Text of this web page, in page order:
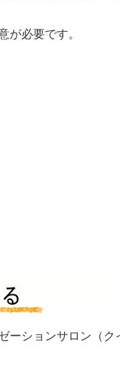
が必要です。
ーションサロン（